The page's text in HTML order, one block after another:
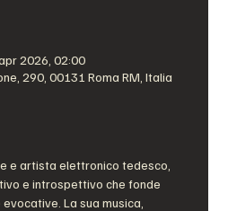
2026, 02:00
290, 00131 Roma RM, Italia
e artista elettronico tedesco,
e introspettivo che fonde
La sua musica,